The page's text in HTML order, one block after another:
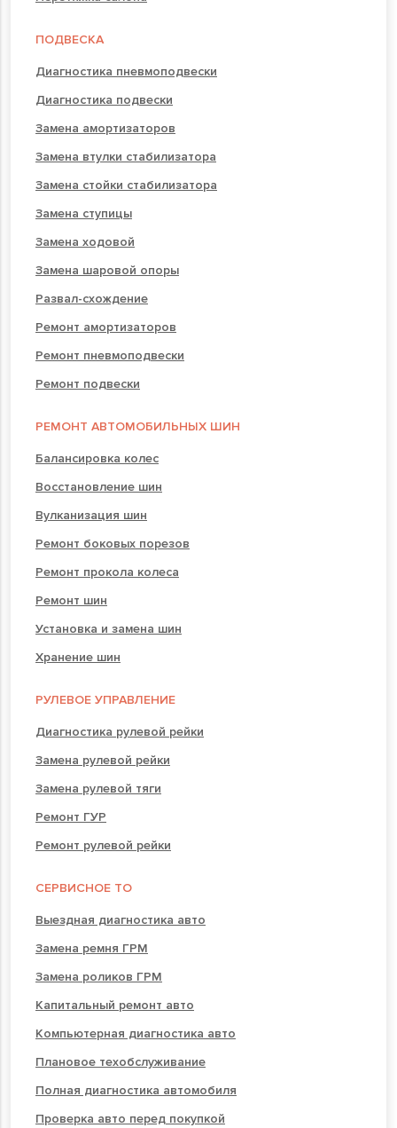
ПОДВЕСКА
Диагностика пневмоподвески
Диагностика подвески
Замена амортизаторов
Замена втулки стабилизатора
Замена стойки стабилизатора
Замена ступицы
Замена ходовой
Замена шаровой опоры
Развал-схождение
Ремонт амортизаторов
Ремонт пневмоподвески
Ремонт подвески
РЕМОНТ АВТОМОБИЛЬНЫХ ШИН
Балансировка колес
Восстановление шин
Вулканизация шин
Ремонт боковых порезов
Ремонт прокола колеса
Ремонт шин
Установка и замена шин
Хранение шин
РУЛЕВОЕ УПРАВЛЕНИЕ
Диагностика рулевой рейки
Замена рулевой рейки
Замена рулевой тяги
Ремонт ГУР
Ремонт рулевой рейки
СЕРВИСНОЕ ТО
Выездная диагностика авто
Замена ремня ГРМ
Замена роликов ГРМ
Капитальный ремонт авто
Компьютерная диагностика авто
Плановое техобслуживание
Полная диагностика автомобиля
Проверка авто перед покупкой